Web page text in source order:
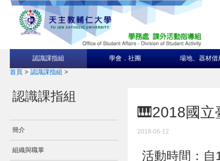
認識課指組 學會．社團 場地、器材借
首頁 > 認識課指組 >
認識課指組
簡介
組織與職掌
🎹2018國立
2018-06-12
活動時間：